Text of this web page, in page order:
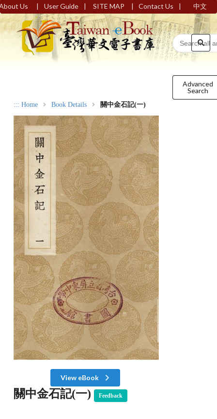
Us | User Guide | SITE MAP | Contact Us | 中文
Advanced
Search
::: Home Book Details 關中金石記(一)
View eBook
關中金石記(一) Feedback